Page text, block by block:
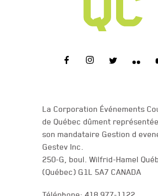
La Corporation Événements
de Québec dûment
son mandataire Gestion d
Gestev Inc.
250-G, boul. Wilfrid-Hamel
(Québec) G1L 5A7 CANADA